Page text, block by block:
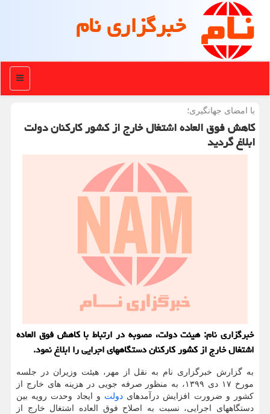
خبرگزاری نام
منو
با امضای جهانگیری؛
كاهش فوق العاده اشتغال خارج از كشور كاركنان دولت
ابلاغ گردید
خبرگزاری نام: هیئت دولت، مصوبه در ارتباط با کاهش فوق العاده
اشتغال خارج از کشور کارکنان دستگاههای اجرایی را ابلاغ نمود.
به گزارش خبرگزاری نام به نقل از مهر، هیئت وزیران در جلسه
مورخ ۱۷ دی ۱۳۹۹، به منظور صرفه جویی در هزینه های خارج از
کشور و ضرورت افزایش درآمدهای دولت و ایجاد وحدت رویه بین
دستگاههای اجرایی، نسبت به اصلاح فوق العاده اشتغال خارج از